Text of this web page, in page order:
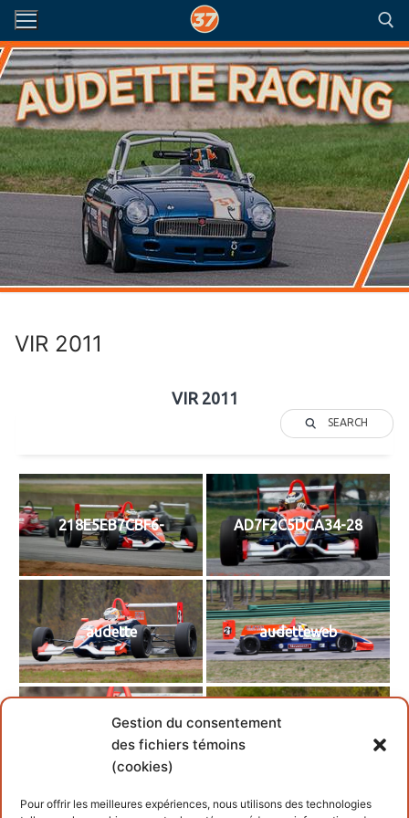
Gestion du consentement
des fichiers témoins
(cookies)
Pour offrir les meilleures expériences, nous utilisons des technologies
Aller
au
contenu
Rechercher :
VIR 2011
VIR 2011
SEARCH
218E5EB7CBF6- AD7F2C5DCA34-28
audette audetteweb
audettewin D037AACDD967-